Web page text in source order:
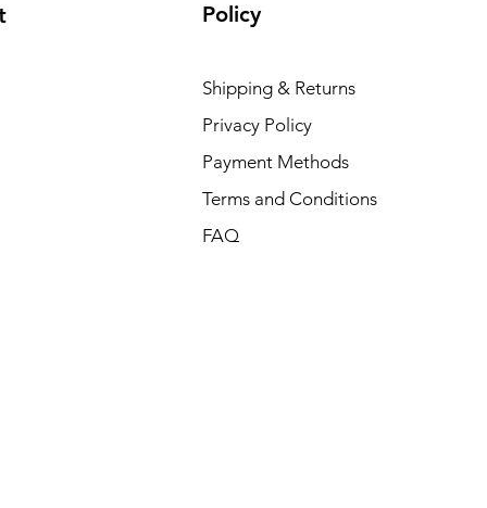
Policy
Shipping & Returns
Privacy Policy
Payment Methods
Terms and Conditions
FAQ